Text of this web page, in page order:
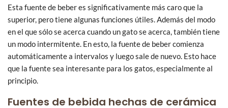
Esta fuente de beber es significativamente más caro que la
superior, pero tiene algunas funciones útiles. Además del modo
en el que sólo se acerca cuando un gato se acerca, también tiene
un modo intermitente. En esto, la fuente de beber comienza
automáticamente a intervalos y luego sale de nuevo. Esto hace
que la fuente sea interesante para los gatos, especialmente al
principio.
Fuentes de bebida hechas de cerámica